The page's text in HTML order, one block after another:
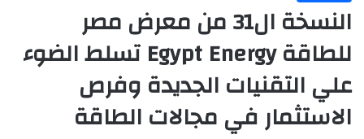
النسخة ال31 من معرض مصر
للطاقة Egypt Energy تسلط الضوء
علي التقنيات الجديدة وفرص
الاستثمار في مجالات الطاقة